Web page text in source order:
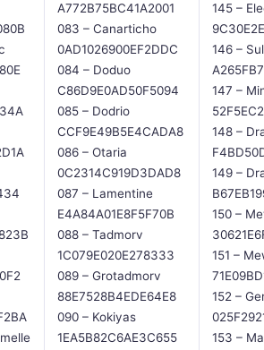
A772B75BC41A2001
083 – Canarticho
0AD1026900EF2DDC
084 – Doduo
C86D9E0AD50F5094
085 – Dodrio
CCF9E49B5E4CADA8
086 – Otaria
0C2314C919D3DAD8
087 – Lamentine
E4A84A01E8F5F70B
088 – Tadmorv
1C079E020E278333
089 – Grotadmorv
88E7528B4EDE64E8
090 – Kokiyas
1EA5B82C6AE3C655
145 –
146 –
147 –
148 –
149 –
150 –
151 –
152 –
153 –